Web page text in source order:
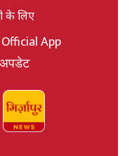
के लिए
App